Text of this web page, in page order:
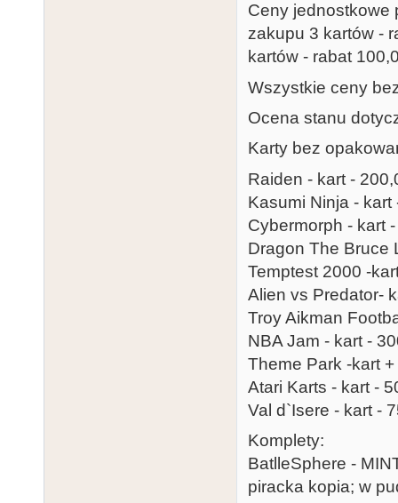
Ceny jednostkowe
zakupu 3 kartów -
kartów - rabat
Wszystkie ceny
Ocena stanu
Karty bez
Raiden - kart -
Kasumi Ninja - kart
Cybermorph - kart -
Dragon The Bruce
Temptest 2000 -
Alien vs Predator-
Troy Aikman
NBA Jam - kart -
Theme Park -kart
Atari Karts - kart -
Val d`Isere - kart -
Komplety:
BatlleSphere -
piracka kopia; w